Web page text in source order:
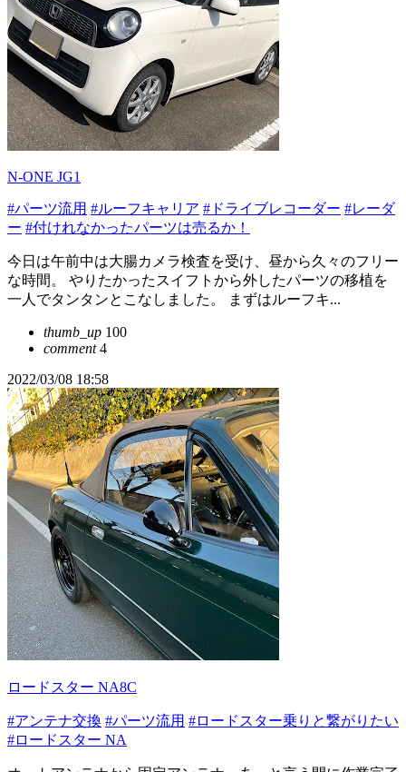
N-ONE JG1
#パーツ流用 #ルーフキャリア #ドライブレコーダー #レーダ
ー #付けれなかったパーツは売るか！
今日は午前中は大腸カメラ検査を受け、昼から久々のフリー
な時間。 やりたかったスイフトから外したパーツの移植を
一人でタンタンとこなしました。 まずはルーフキ...
thumb_up 100
comment4
2022/03/08 18:58
ロードスター NA8C
#アンテナ交換 #パーツ流用 #ロードスター乗りと繋がりたい
#ロードスター NA